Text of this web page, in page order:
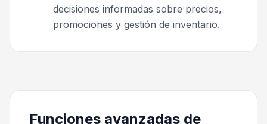
decisiones informadas sobre precios,
promociones y gestión de inventario.
Funciones avanzadas de